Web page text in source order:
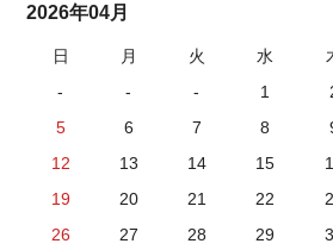
2026年04月
日 月 火 水
-
- - 1
5
6 7 8
12
13 14 15
19
20 21 22
26
27 28 29